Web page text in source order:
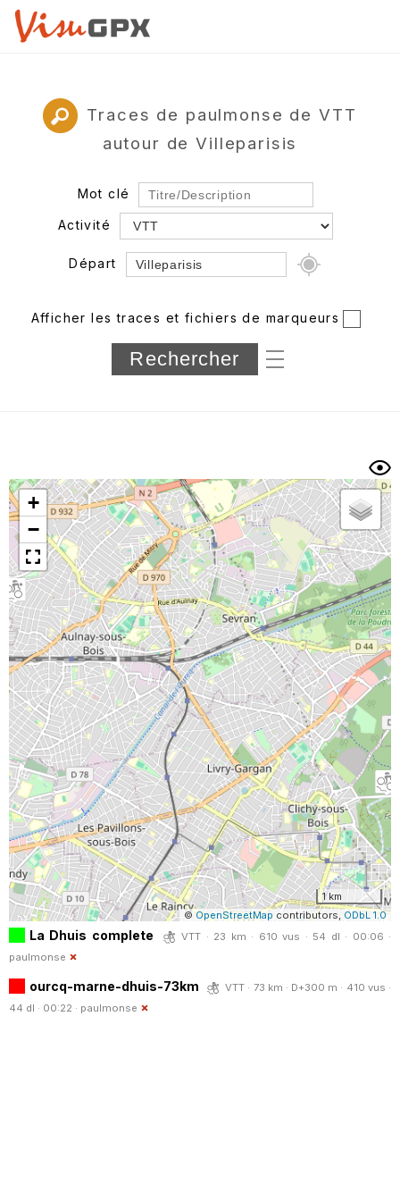
Traces de paulmonse de VTT
autour de Villeparisis
Mot clé
Activité
Départ
Département
Longueur min/max
Trier par
Horodatage Photos
Afficher les traces et fichiers de marqueurs
+
−
1 km
©OpenStreetMap contributors, ODbL 1.0
La Dhuis complete
VTT · 23 km · 610 vus · 54 dl · 00:06 ·
paulmonse
ourcq-marne-dhuis-73km
VTT · 73 km · D+300 m · 410 vus ·
44 dl · 00:22 · paulmonse